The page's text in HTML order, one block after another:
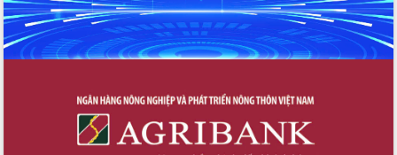
Nông sản Tây Nguyên thu hút doanh
nghiệp nước ngoài
Đắk Lắk định vị thương hiệu du lịch
Hội nghị chia sẻ kinh nghiệm, chuyển
giao kỹ thuật y tế, định hướng phát
triển chuyên sâu đến 2030